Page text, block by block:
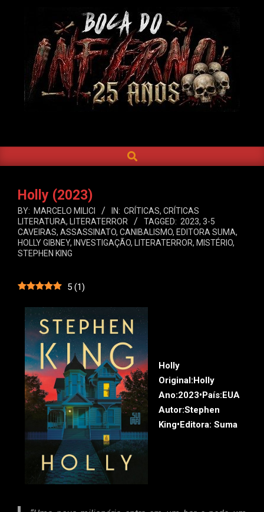
DO
INFERNO
Navigation
SEARCH
Holly (2023)
BY: MARCELO MILICI IN: CRÍTICAS, CRÍTICAS
LITERATURA, LITERATERROR TAGGED: 2023, 3-5
CAVEIRAS, ASSASSINATO, CANIBALISMO, EDITORA SUMA,
HOLLY GIBNEY, INVESTIGAÇÃO, LITERATERROR, MISTÉRIO,
STEPHEN KING
5 (1)
Holly
Original:Holly
Ano:2023•País:EUA
Autor:Stephen
King•Editora: Suma